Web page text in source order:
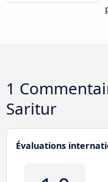
1
Saritur
Évaluations